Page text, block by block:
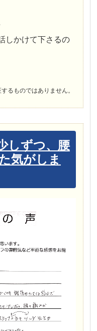
しかけて下さるの
るものではありません。
しずつ、腰
気がしま